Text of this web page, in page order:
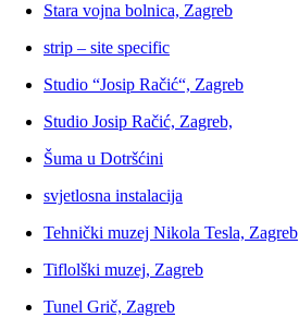
Stara vojna bolnica, Zagreb
strip – site specific
Studio “Josip Račić“, Zagreb
Studio Josip Račić, Zagreb,
Šuma u Dotršćini
svjetlosna instalacija
Tehnički muzej Nikola Tesla, Zagreb
Tiflolški muzej, Zagreb
Tunel Grič, Zagreb